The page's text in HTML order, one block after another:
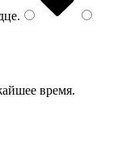
.
время.